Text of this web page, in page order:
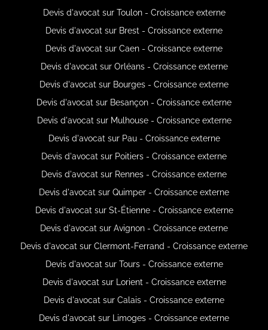
Devis d'avocat sur Toulon - Croissance externe
Devis d'avocat sur Brest - Croissance externe
Devis d'avocat sur Caen - Croissance externe
Devis d'avocat sur Orléans - Croissance externe
Devis d'avocat sur Bourges - Croissance externe
Devis d'avocat sur Besançon - Croissance externe
Devis d'avocat sur Mulhouse - Croissance externe
Devis d'avocat sur Pau - Croissance externe
Devis d'avocat sur Poitiers - Croissance externe
Devis d'avocat sur Rennes - Croissance externe
Devis d'avocat sur Quimper - Croissance externe
Devis d'avocat sur St-Étienne - Croissance externe
Devis d'avocat sur Avignon - Croissance externe
Devis d'avocat sur Clermont-Ferrand - Croissance externe
Devis d'avocat sur Tours - Croissance externe
Devis d'avocat sur Lorient - Croissance externe
Devis d'avocat sur Calais - Croissance externe
Devis d'avocat sur Limoges - Croissance externe